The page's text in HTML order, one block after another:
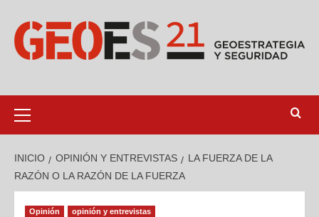
INICIO OPINIÓN Y ENTREVISTAS
LA FUERZA DE LA
RAZÓN O LA RAZÓN DE LA FUERZA
Opinión opinión y entrevistas